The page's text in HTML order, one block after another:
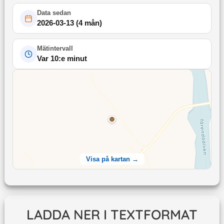
Data sedan
2026-03-13(4 mån)
Mätintervall
Var 10:e minut
Visa på kartan →
LADDA NER I TEXTFORMAT